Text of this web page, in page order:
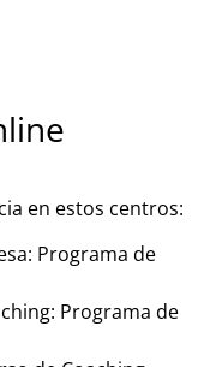
en estos centros:
Programa de
Programa de